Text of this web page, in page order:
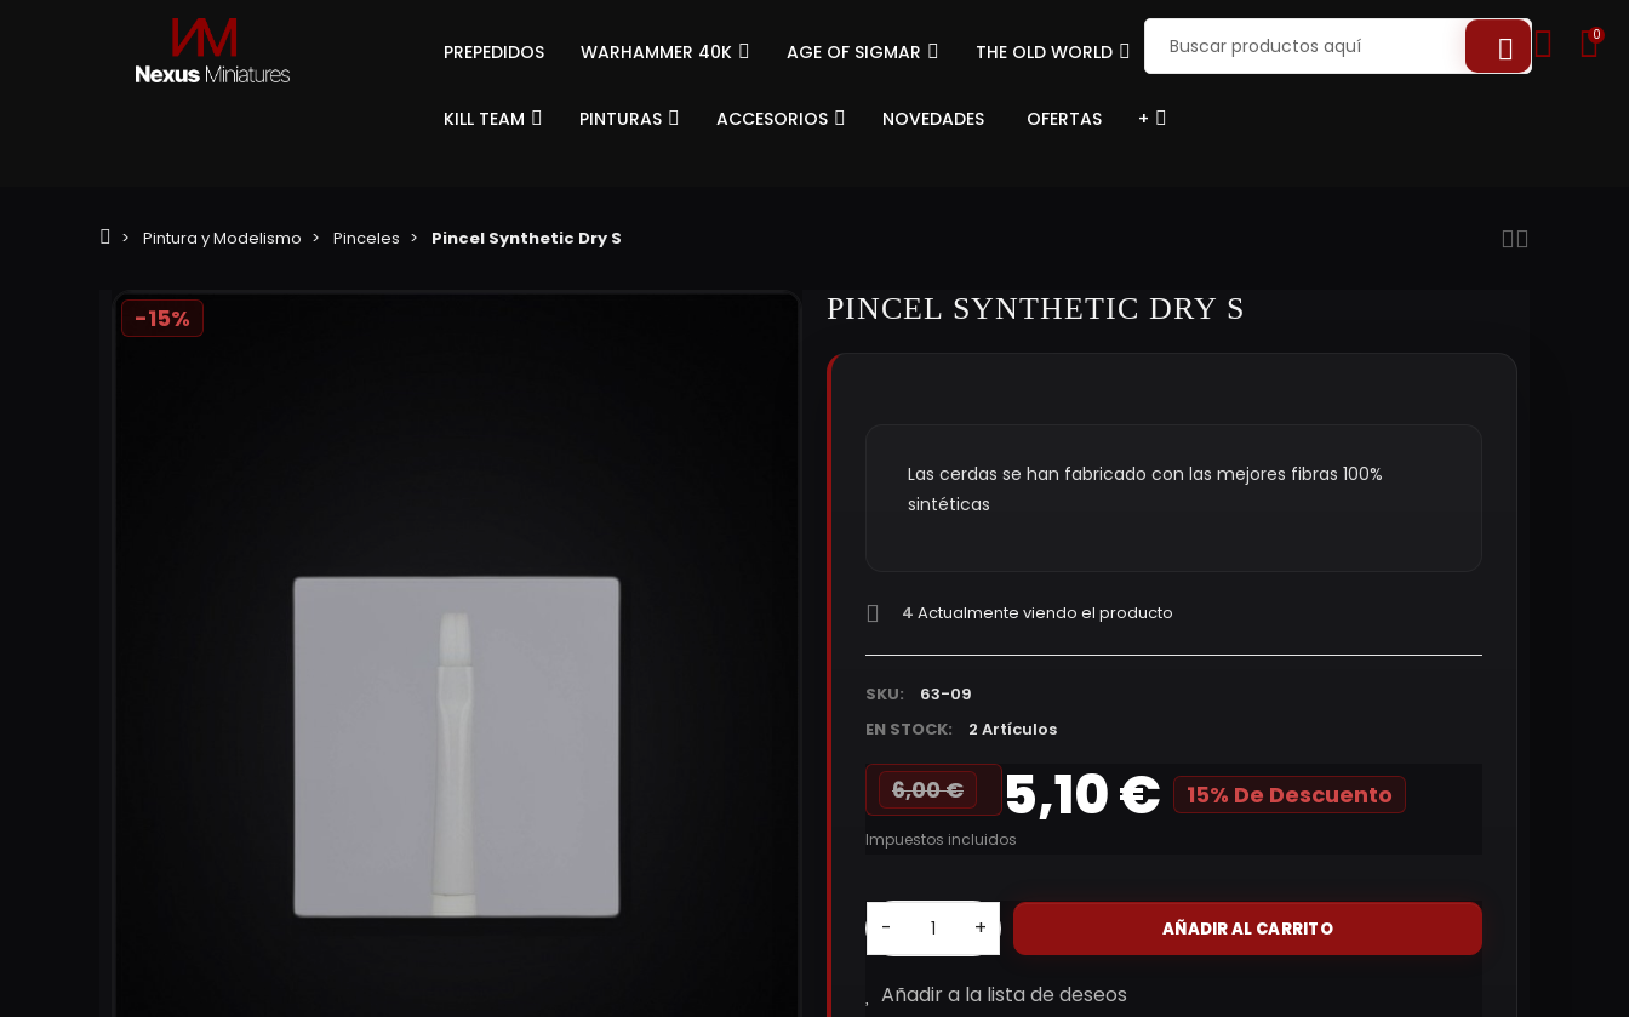
PREPEDIDOS WARHAMMER 40K AGE OF SIGMAR THE OLD WORLD
KILL TEAM PINTURAS ACCESORIOS NOVEDADES OFERTAS +
0
Pintura y Modelismo Pinceles Pincel Synthetic Dry S
-15% PINCEL SYNTHETIC DRY S
Las cerdas se han fabricado con las mejores fibras 100%
sintéticas
4 Actualmente viendo el producto
SKU:
63-09
EN STOCK:
2 Artículos
6,00 € 5,10 € 15% De Descuento
Impuestos incluidos
- + AÑADIR AL CARRITO
Añadir a la lista de deseos